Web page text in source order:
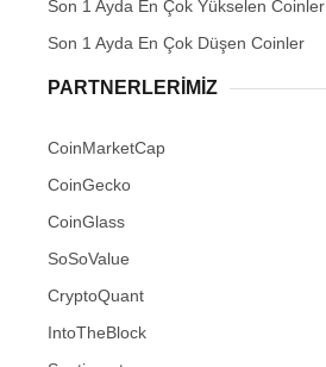
Son 1 Ayda En Çok Yükselen Coinler
Son 1 Ayda En Çok Düşen Coinler
PARTNERLERIMIZ
CoinMarketCap
CoinGecko
CoinGlass
SoSoValue
CryptoQuant
IntoTheBlock